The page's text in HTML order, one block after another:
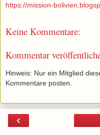
https://mission-
Keine Kommentare:
Kommentar
Hinweis: Nur ein Mitglied
Kommentare posten.
‹